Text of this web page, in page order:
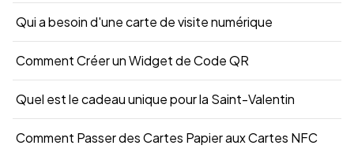
Qui a besoin d'une carte de visite numérique
Comment Créer un Widget de Code QR
Quel est le cadeau unique pour la Saint-Valentin
Comment Passer des Cartes Papier aux Cartes NFC